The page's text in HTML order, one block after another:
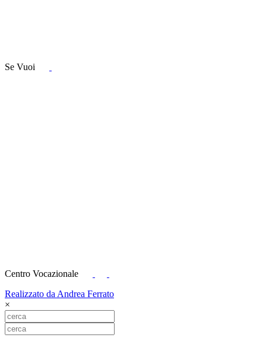
Se Vuoi
Centro Vocazionale
Realizzato da Andrea Ferrato
×